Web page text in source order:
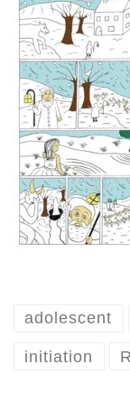
adolescent
initiation